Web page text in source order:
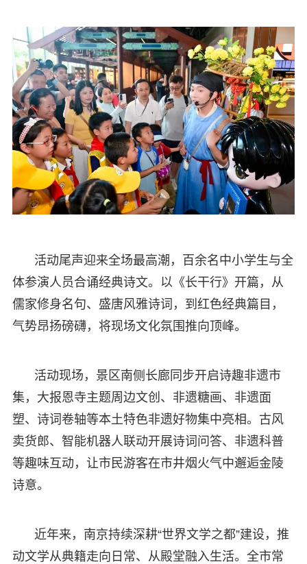
活动尾声迎来全场最高潮，百余名中小学生与全
体参演人员合诵经典诗文。以《长干行》开篇，从
儒家修身名句、盛唐风雅诗词，到红色经典篇目，
气势昂扬磅礴，将现场文化氛围推向顶峰。
活动现场，景区南侧长廊同步开启诗趣非遗市
集，大报恩寺主题周边文创、非遗糖画、非遗面
塑、诗词卷轴等本土特色非遗好物集中亮相。古风
卖货郎、智能机器人联动开展诗词问答、非遗科普
等趣味互动，让市民游客在市井烟火气中邂逅金陵
诗意。
近年来，南京持续深耕“世界文学之都”建设，推
动文学从典籍走向日常、从殿堂融入生活。全市常